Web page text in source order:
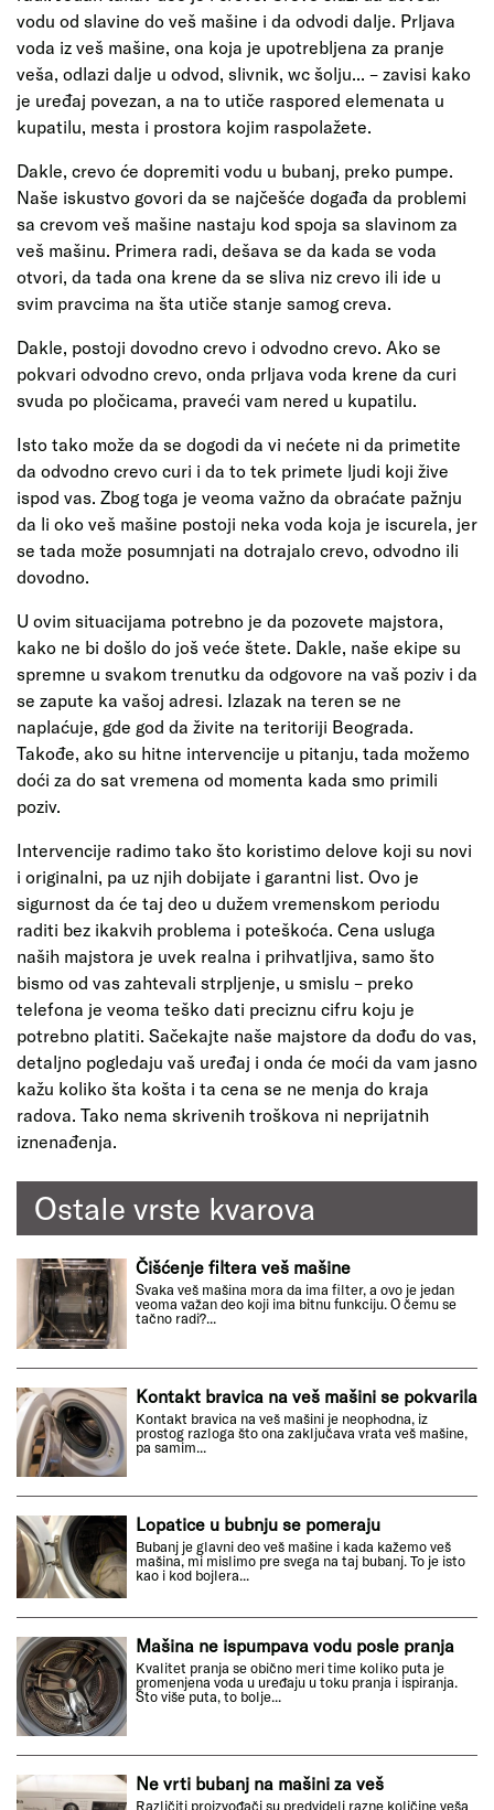
vodu od slavine do veš mašine i da odvodi dalje. Prljava
voda iz veš mašine, ona koja je upotrebljena za pranje
veša, odlazi dalje u odvod, slivnik, wc šolju... – zavisi kako
je uređaj povezan, a na to utiče raspored elemenata u
kupatilu, mesta i prostora kojim raspolažete.
Dakle, crevo će dopremiti vodu u bubanj, preko pumpe.
Naše iskustvo govori da se najčešće događa da problemi
sa crevom veš mašine nastaju kod spoja sa slavinom za
veš mašinu. Primera radi, dešava se da kada se voda
otvori, da tada ona krene da se sliva niz crevo ili ide u
svim pravcima na šta utiče stanje samog creva.
Dakle, postoji dovodno crevo i odvodno crevo. Ako se
pokvari odvodno crevo, onda prljava voda krene da curi
svuda po pločicama, praveći vam nered u kupatilu.
Isto tako može da se dogodi da vi nećete ni da primetite
da odvodno crevo curi i da to tek primete ljudi koji žive
ispod vas. Zbog toga je veoma važno da obraćate pažnju
da li oko veš mašine postoji neka voda koja je iscurela, jer
se tada može posumnjati na dotrajalo crevo, odvodno ili
dovodno.
U ovim situacijama potrebno je da pozovete majstora,
kako ne bi došlo do još veće štete. Dakle, naše ekipe su
spremne u svakom trenutku da odgovore na vaš poziv i da
se zapute ka vašoj adresi. Izlazak na teren se ne
naplaćuje, gde god da živite na teritoriji Beograda.
Takođe, ako su hitne intervencije u pitanju, tada možemo
doći za do sat vremena od momenta kada smo primili
poziv.
Intervencije radimo tako što koristimo delove koji su novi
i originalni, pa uz njih dobijate i garantni list. Ovo je
sigurnost da će taj deo u dužem vremenskom periodu
raditi bez ikakvih problema i poteškoća. Cena usluga
naših majstora je uvek realna i prihvatljiva, samo što
bismo od vas zahtevali strpljenje, u smislu – preko
telefona je veoma teško dati preciznu cifru koju je
potrebno platiti. Sačekajte naše majstore da dođu do vas,
detaljno pogledaju vaš uređaj i onda će moći da vam jasno
kažu koliko šta košta i ta cena se ne menja do kraja
radova. Tako nema skrivenih troškova ni neprijatnih
iznenađenja.
Ostale vrste kvarova
Čišćenje filtera veš mašine
Svaka veš mašina mora da ima filter, a ovo je jedan
veoma važan deo koji ima bitnu funkciju. O čemu se
tačno radi?...
Kontakt bravica na veš mašini se pokvarila
Kontakt bravica na veš mašini je neophodna, iz
prostog razloga što ona zaključava vrata veš mašine,
pa samim...
Lopatice u bubnju se pomeraju
Bubanj je glavni deo veš mašine i kada kažemo veš
mašina, mi mislimo pre svega na taj bubanj. To je isto
kao i kod bojlera...
Mašina ne ispumpava vodu posle pranja
Kvalitet pranja se obično meri time koliko puta je
promenjena voda u uređaju u toku pranja i ispiranja.
Što više puta, to bolje...
Ne vrti bubanj na mašini za veš
Različiti proizvođači su predvideli razne količine veša